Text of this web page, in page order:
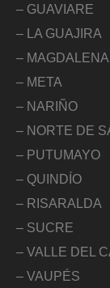
– GUAVIARE
– LA GUAJIRA
– MAGDALENA
– META
– NARIÑO
– NORTE DE
– PUTUMAYO
– QUINDÍO
– RISARALDA
– SUCRE
– VALLE DEL
– VAUPÉS